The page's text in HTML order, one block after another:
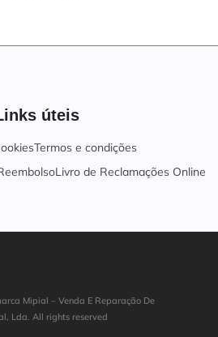
úteis
Termos e condições
Livro de Reclamações Online
Mipial – Venda E Reparação De
Lda. All rights reserved